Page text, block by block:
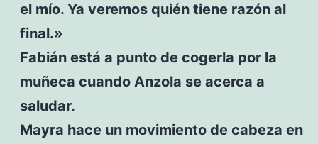
el mío. Ya veremos quién tiene razón al
final.»
Fabián está a punto de cogerla por la
muñeca cuando Anzola se acerca a
saludar.
Mayra hace un movimiento de cabeza en